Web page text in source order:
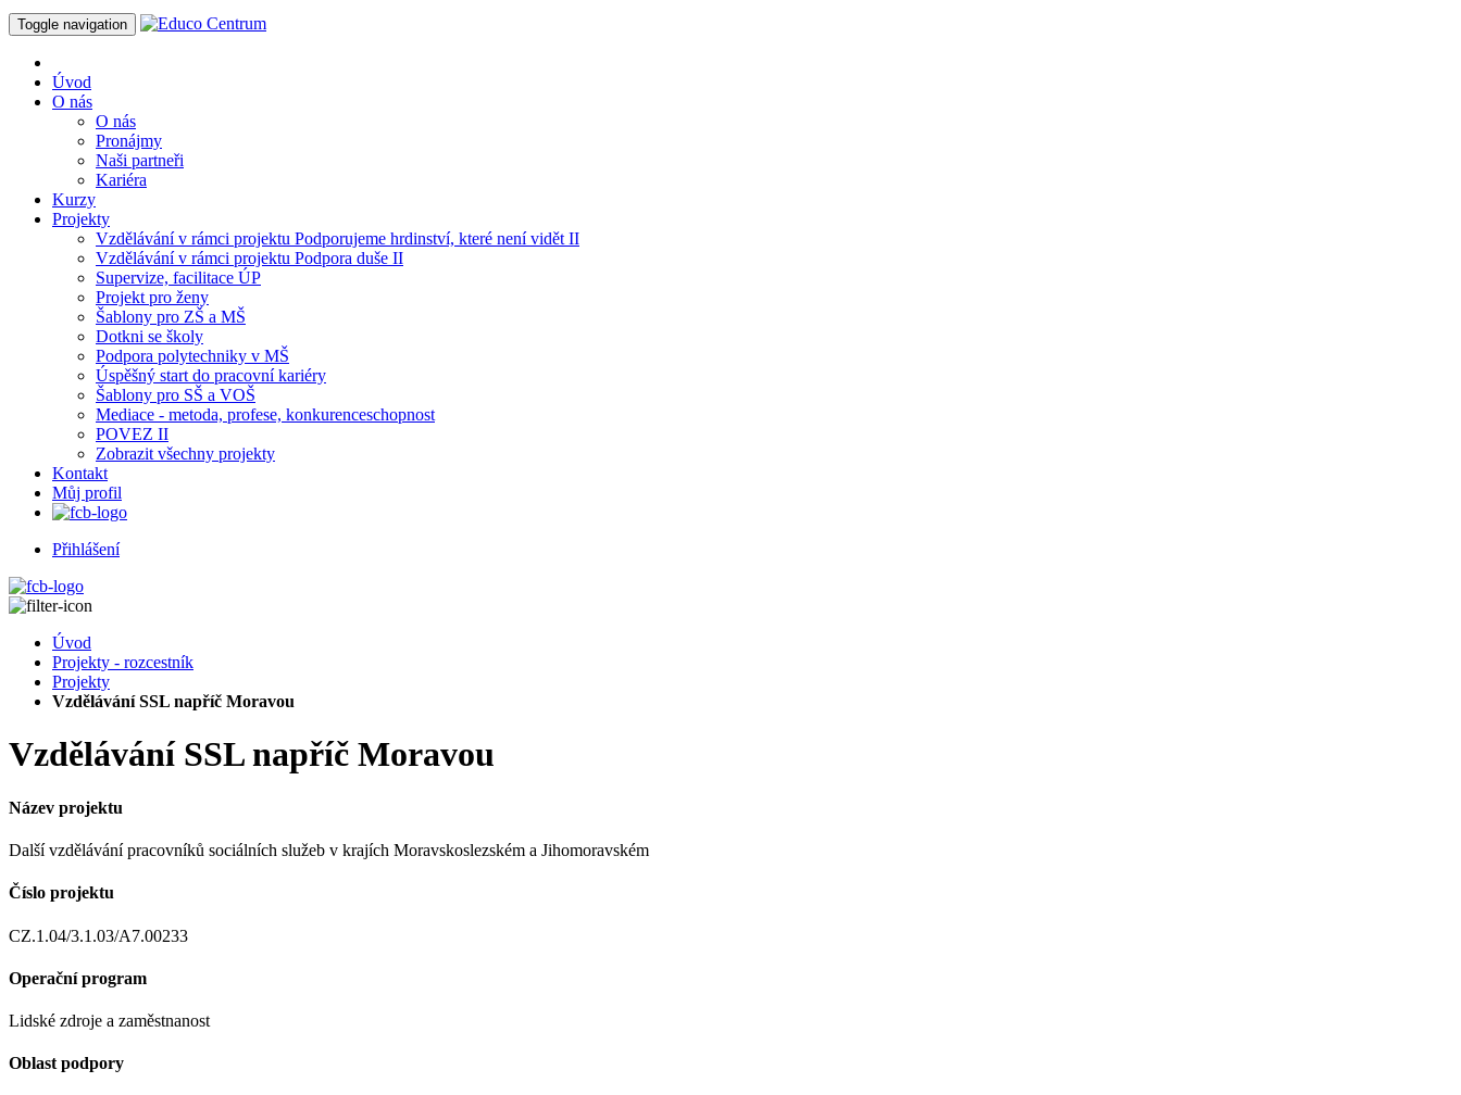
Toggle navigation
Úvod
O nás
O nás
Pronájmy
Naši partneři
Kariéra
Kurzy
Projekty
Vzdělávání v rámci projektu Podporujeme hrdinství, které není vidět II
Vzdělávání v rámci projektu Podpora duše II
Supervize, facilitace ÚP
Projekt pro ženy
Šablony pro ZŠ a MŠ
Dotkni se školy
Podpora polytechniky v MŠ
Úspěšný start do pracovní kariéry
Šablony pro SŠ a VOŠ
Mediace - metoda, profese, konkurenceschopnost
POVEZ II
Zobrazit všechny projekty
Kontakt
Můj profil
Přihlášení
Úvod
Projekty - rozcestník
Projekty
Vzdělávání SSL napříč Moravou
Vzdělávání SSL napříč Moravou
Název projektu
Další vzdělávání pracovníků sociálních služeb v krajích Moravskoslezském a Jihomoravském
Číslo projektu
CZ.1.04/3.1.03/A7.00233
Operační program
Lidské zdroje a zaměstnanost
Oblast podpory